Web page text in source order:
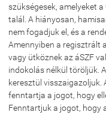
szükségesek, amelyeket
talál. A hiányosan,
nem fogadjuk el, és a
Amennyiben a regisztrált
vagy ütköznek az áSZF
indokolás nélkül töröljük.
keresztül visszaigazoljuk.
fenntartja a jogot, hogy
Fenntartjuk a jogot, hogy